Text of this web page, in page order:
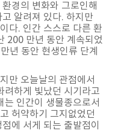
경의 변화와 그로인해
알려져 있다. 하지만
다. 인간 스스로 다른 환
200 만년 동안 계속되었
년 동안 현생인류 단계
만 오늘날의 관점에서
려하게 빛났던 시기라고
는 인간이 생물종으로서
허약하기 그지없었던
에 서게 되는 출발점이